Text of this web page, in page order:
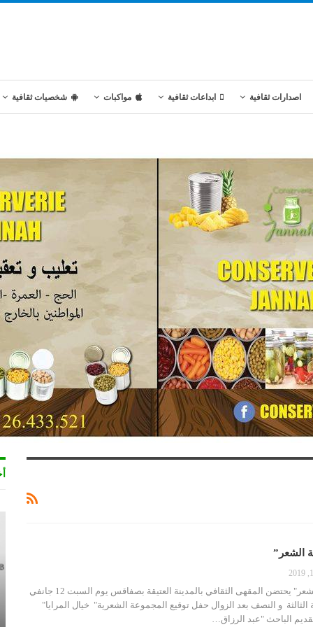
اصدارات ثقافية ابداعات ثقافية مواكبات شخصيات ثقافية
الشعر”
"خيال المرايا" بألفة الشعر" يحتضن المقهى الثقافي بالمدينة العتيقة بصفاقس يوم السبت 12 جانفي
الثالثة و النصف بعد الزوال حفل توقيع المجموعة الشعرية" خيال المرايا"
الباحث "عبد الرزاق…